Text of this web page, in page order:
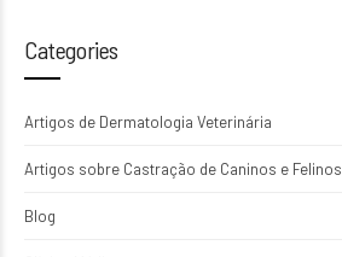
Categories
Artigos de Dermatologia Veterinária
Artigos sobre Castração de Caninos e Felinos
Blog